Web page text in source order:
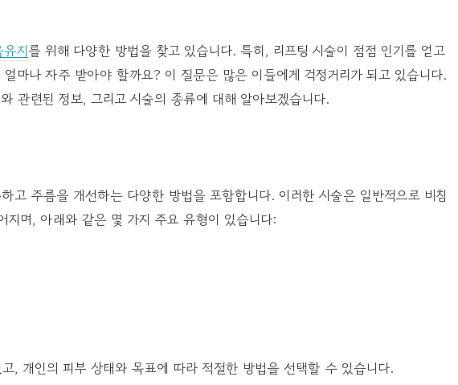
지를 위해 다양한 방법을 찾고 있습니다. 특히, 리프팅 시술이 점점 인기를 얻고
마나 자주 받아야 할까요? 이 질문은 많은 이들에게 걱정거리가 되고 있습니다.
관련된 정보, 그리고 시술의 종류에 대해 알아보겠습니다.
고 주름을 개선하는 다양한 방법을 포함합니다. 이러한 시술은 일반적으로 비침
지며, 아래와 같은 몇 가지 주요 유형이 있습니다:
, 개인의 피부 상태와 목표에 따라 적절한 방법을 선택할 수 있습니다.